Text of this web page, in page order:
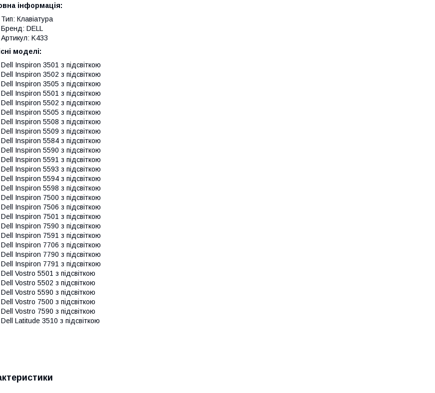
інформація:
Тип: Клавіатура
Бренд: DELL
Артикул: K433
моделі:
Dell Inspiron 3501 з підсвіткою
Dell Inspiron 3502 з підсвіткою
Dell Inspiron 3505 з підсвіткою
Dell Inspiron 5501 з підсвіткою
Dell Inspiron 5502 з підсвіткою
Dell Inspiron 5505 з підсвіткою
Dell Inspiron 5508 з підсвіткою
Dell Inspiron 5509 з підсвіткою
Dell Inspiron 5584 з підсвіткою
Dell Inspiron 5590 з підсвіткою
Dell Inspiron 5591 з підсвіткою
Dell Inspiron 5593 з підсвіткою
Dell Inspiron 5594 з підсвіткою
Dell Inspiron 5598 з підсвіткою
Dell Inspiron 7500 з підсвіткою
Dell Inspiron 7506 з підсвіткою
Dell Inspiron 7501 з підсвіткою
Dell Inspiron 7590 з підсвіткою
Dell Inspiron 7591 з підсвіткою
Dell Inspiron 7706 з підсвіткою
Dell Inspiron 7790 з підсвіткою
Dell Inspiron 7791 з підсвіткою
Dell Vostro 5501 з підсвіткою
Dell Vostro 5502 з підсвіткою
Dell Vostro 5590 з підсвіткою
Dell Vostro 7500 з підсвіткою
Dell Vostro 7590 з підсвіткою
Dell Latitude 3510 з підсвіткою